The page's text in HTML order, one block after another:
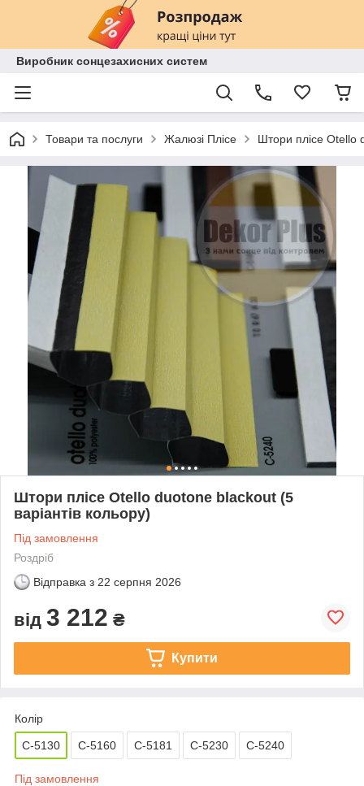
Виробник сонцезахисних систем
Товари та послуги Жалюзі Плісе Штори плісе Otello
Штори плісе Otello duotone blackout (5
варіантів кольору)
Під замовлення
Роздріб
Відправка з 22 серпня 2026
від 3 212 ₴
Купити
Колір
С-5130 С-5160 С-5181 С-5230 С-5240
Під замовлення